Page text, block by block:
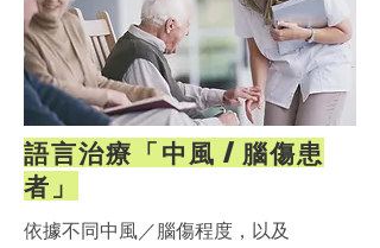
語言治療「中風 / 腦傷患
者」
依據不同中風／腦傷程度，以及